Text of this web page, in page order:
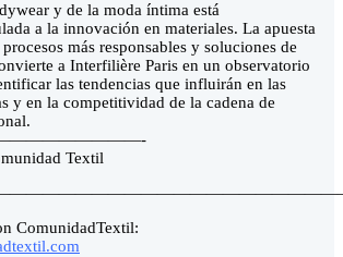
y de la moda íntima está
a la innovación en materiales. La apuesta
más responsables y soluciones de
a Interfilière Paris en un observatorio
las tendencias que influirán en las
y en la competitividad de la cadena de
Textil
ComunidadTextil: